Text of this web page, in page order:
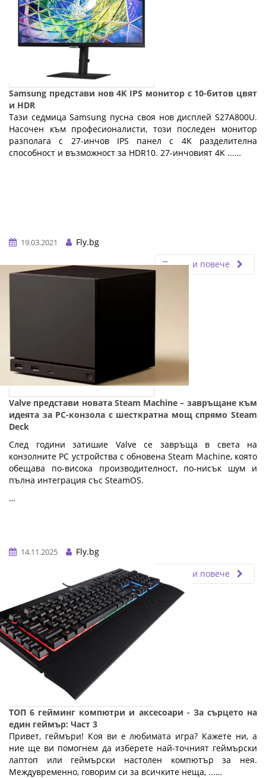
Samsung представи нов 4K IPS монитор с 10-битов цвят
и HDR
Тази седмица Samsung пусна своя нов дисплей S27A800U.
Насочен към професионалисти, този последен монитор
разполага с 27-инчов IPS панел с 4K разделителна
способност и възможност за HDR10. 27-инчовият 4K ...…
19.03.2021
Fly.bg
Прочети повече
Valve представи новата Steam Machine – завръщане към
идеята за PC-конзола с шесткратна мощ спрямо Steam
Deck
След години затишие Valve се завръща в света на
конзолните PC устройства с обновена Steam Machine, която
обещава по-висока производителност, по-нисък шум и
пълна интеграция със SteamOS.
…
14.11.2025
Fly.bg
Прочети повече
ТОП 6 гейминг компютри и аксесоари - За сърцето на
един геймър: Част 3
Привет, геймъри! Коя ви е любимата игра? Кажете ни, а
ние ще ви помогнем да изберете най-точният геймърски
лаптоп или геймърски настолен компютър за нея.
Междувременно, говорим си за всичките неща, ...…